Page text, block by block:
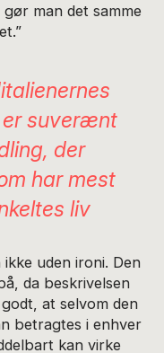
man det samme
suverænt
der
har mest
liv
uden ironi. Den
da beskrivelsen
at selvom den
betragtes i enhver
kan virke